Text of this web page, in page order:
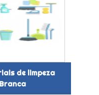
de limpeza